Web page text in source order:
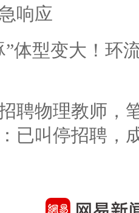
响应
”体型变大！环
聘物理教师，
已叫停招聘，